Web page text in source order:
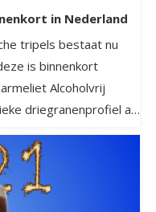
in Nederland
tripels bestaat nu
is binnenkort
Alcoholvrij
driegranenprofiel als